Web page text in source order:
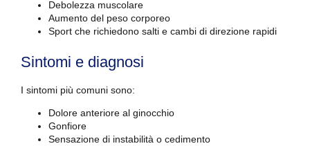
Debolezza muscolare
Aumento del peso corporeo
Sport che richiedono salti e cambi di direzione rapidi
Sintomi e diagnosi
I sintomi più comuni sono:
Dolore anteriore al ginocchio
Gonfiore
Sensazione di instabilità o cedimento